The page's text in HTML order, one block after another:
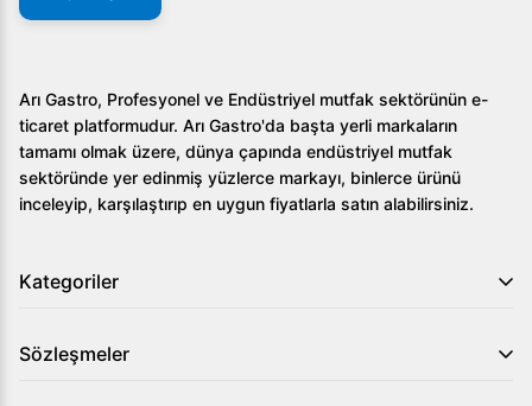
Arı Gastro, Profesyonel ve Endüstriyel mutfak sektörünün e-
ticaret platformudur. Arı Gastro'da başta yerli markaların
tamamı olmak üzere, dünya çapında endüstriyel mutfak
sektöründe yer edinmiş yüzlerce markayı, binlerce ürünü
inceleyip, karşılaştırıp en uygun fiyatlarla satın alabilirsiniz.
Kategoriler
Sözleşmeler